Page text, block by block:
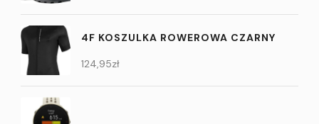
4F KOSZULKA ROWEROWA CZARNY
124,95zł